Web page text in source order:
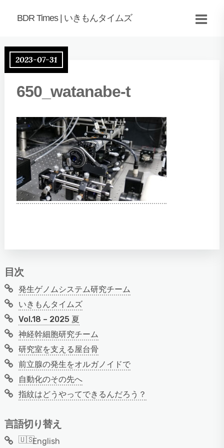
BDR Times | いきもんタイムズ
2023-07-31
650_watanabe-t
目次
発生ゲノムシステム研究チーム
いきもんタイムズ
Vol.18 – 2025 夏
神経幹細胞研究チーム
研究室を支える屋台骨
前立腺の発生をオルガノイドで
自動化のその先へ
指紋はどうやってできるんだろう？
言語切り替え
English